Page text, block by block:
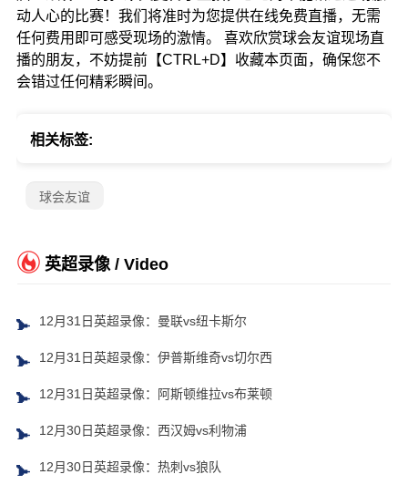
动人心的比赛！我们将准时为您提供在线免费直播，无需
任何费用即可感受现场的激情。 喜欢欣赏球会友谊现场直
播的朋友，不妨提前【CTRL+D】收藏本页面，确保您不
会错过任何精彩瞬间。
相关标签:
球会友谊
英超录像 / Video
12月31日英超录像：曼联vs纽卡斯尔
12月31日英超录像：伊普斯维奇vs切尔西
12月31日英超录像：阿斯顿维拉vs布莱顿
12月30日英超录像：西汉姆vs利物浦
12月30日英超录像：热刺vs狼队